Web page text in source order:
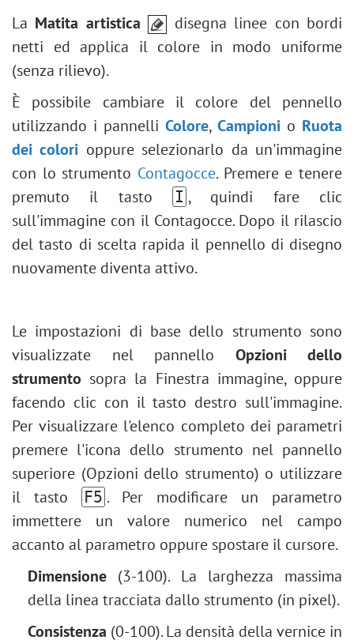
Plugin Points
Plugin Enhancer
Plugin Neon
Plugin NatureArt
Plugin LightShop
Plugin HDRFactory
Plugin AirBrush
Opzioni di allineamento
Bianco e nero
Regolazione Soglia
Regolazione Inverti
Regolazione Curve
Regolazione l'Istogramma
Ridimensionare un'immagine
Filtri neurali (AI)
Installazione su Windows
Installazione su Mac
Stella
Linea
Modifica forme e tracciati
Riempi forma
Contorna forma
Mano
Zoom
Preset
Desaturazione parziale
Effetto incisione su pietra
Effetto creativo Glitch art
Rivitalizzare un ritratto scuro
Rimodellare viso e corpo
Modificare le condizioni meteo
Conversione in bianco e nero
Migliorare un ritratto
Biglietto di San Valentino
Ritratto in stile Andy Warhol
Collage di folo in stile polaroid
Goccia d'acqua
Effetto contorno per testo
Foto in stile retrò
Effetto vintage
Effetto bokeh
Variazione di tonalità
Cambiare colore degli occhi
Rimuovere gli occhiali
Cambiare il rossetto
Ritocco di una vecchia foto
La Matita artistica
disegna linee con bordi
netti ed applica il colore in modo uniforme
(senza rilievo).
È possibile cambiare il colore del pennello
utilizzando i pannelli Colore, Campioni o Ruota
dei colori oppure selezionarlo da un'immagine
con lo strumento Contagocce. Premere e tenere
premuto il tasto
I , quindi fare clic
sull'immagine con il Contagocce. Dopo il rilascio
del tasto di scelta rapida il pennello di disegno
nuovamente diventa attivo.
Le impostazioni di base dello strumento sono
visualizzate nel pannello Opzioni dello
strumento sopra la Finestra immagine, oppure
facendo clic con il tasto destro sull'immagine.
Per visualizzare l'elenco completo dei parametri
premere l'icona dello strumento nel pannello
superiore (Opzioni dello strumento) o utilizzare
il tasto
F5 . Per modificare un parametro
immettere un valore numerico nel campo
accanto al parametro oppure spostare il cursore.
Dimensione (3-100). La larghezza massima
della linea tracciata dallo strumento (in pixel).
Consistenza (0-100). La densità della vernice in